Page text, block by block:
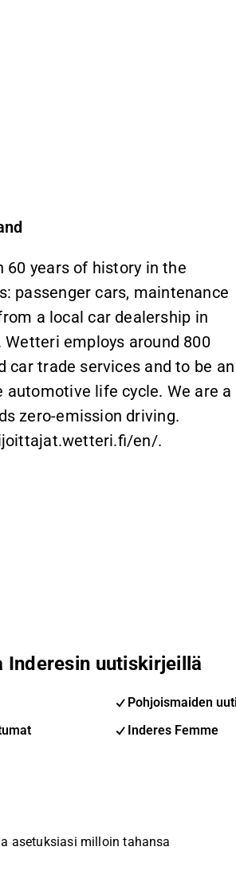
years of history in the
passenger cars, maintenance
a local car dealership in
employs around 800
trade services and to be an
life cycle. We are a
zero-emission driving.
en/.
Inderesin uutiskirjeillä
Pohjoismaiden
Inderes Femme
asetuksiasi milloin tahansa